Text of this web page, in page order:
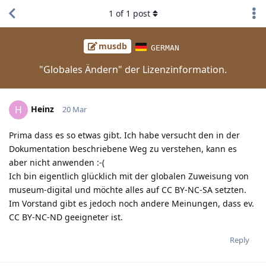
musdb GERMAN
"Globales Ändern" der Lizenzinformation.
1 of 1 post
H Heinz 20 Mar
Prima dass es so etwas gibt. Ich habe versucht den in der
Dokumentation beschriebene Weg zu verstehen, kann es
aber nicht anwenden :-(
Ich bin eigentlich glücklich mit der globalen Zuweisung von
museum-digital und möchte alles auf CC BY-NC-SA setzten.
Im Vorstand gibt es jedoch noch andere Meinungen, dass ev.
CC BY-NC-ND geeigneter ist.
Reply